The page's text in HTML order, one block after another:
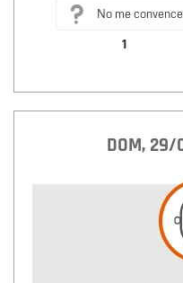
No me convence
1
DOM,